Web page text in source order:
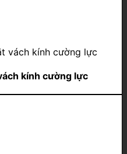
kính cường lực